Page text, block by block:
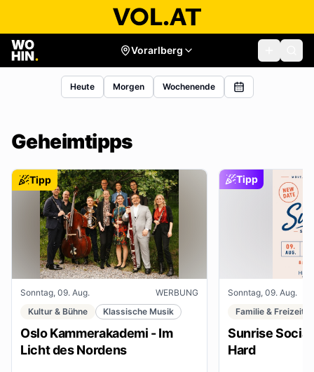
Vorarlberg
Heute Morgen Wochenende
Geheimtipps
Tipp
Sonntag, 09. Aug.
WERBUNG
Kultur & Bühne
Klassische Musik
Oslo Kammerakademi - Im
Licht des Nordens
Tipp
Sonntag, 09. Aug.
Familie & Freizeit
Sunrise
Hard